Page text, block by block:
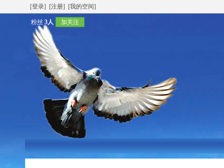
[登录] [注册] [我的空间]
粉丝 3人 加关注